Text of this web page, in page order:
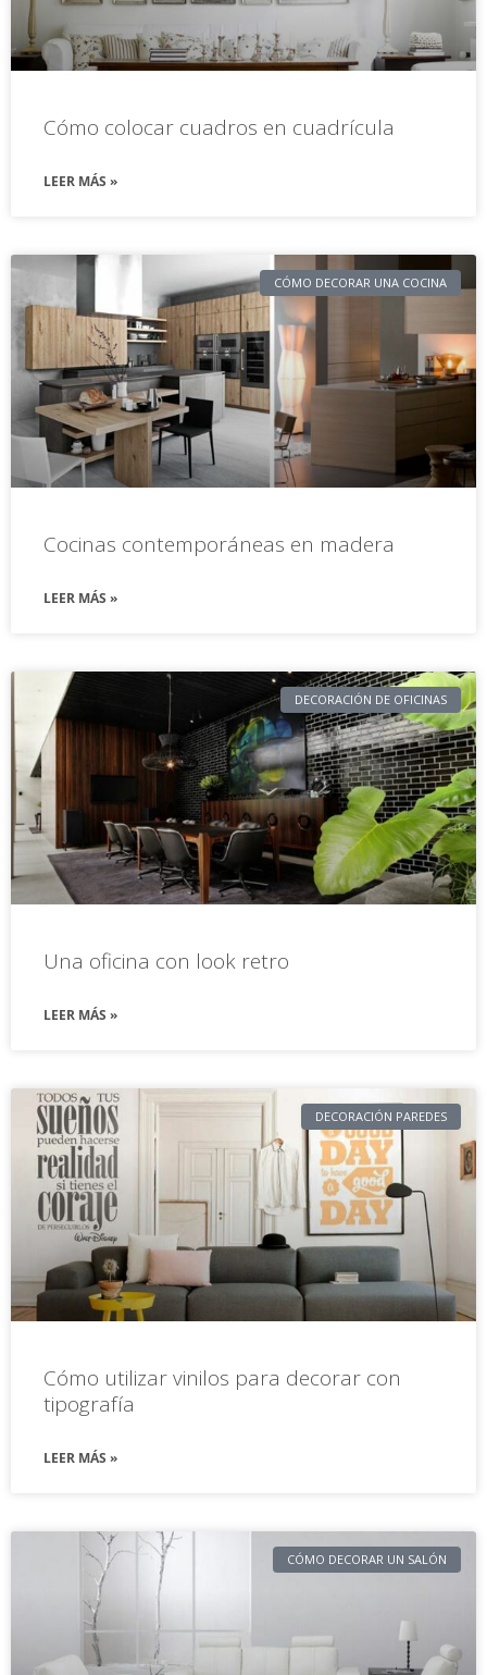
Cómo colocar cuadros en cuadrícula
LEER MÁS »
CÓMO DECORAR UNA COCINA
Cocinas contemporáneas en madera
LEER MÁS »
DECORACIÓN DE OFICINAS
Una oficina con look retro
LEER MÁS »
DECORACIÓN PAREDES
Cómo utilizar vinilos para decorar con
tipografía
LEER MÁS »
CÓMO DECORAR UN SALÓN